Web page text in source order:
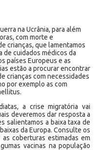
na Ucrânia, para além
com morte e
crianças, que lamentamos
de cuidados médicos da
países Europeus e as
estão a procurar encontrar
crianças com necessidades
por exemplo as com
a crise migratória vai
deveremos dar resposta a
salientamos a baixa taxa de
da Europa. Consulte os
coberturas estimadas em
vacinas na população